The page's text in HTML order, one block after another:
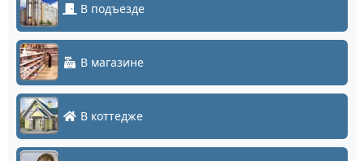
В подъезде
В магазине
В коттедже